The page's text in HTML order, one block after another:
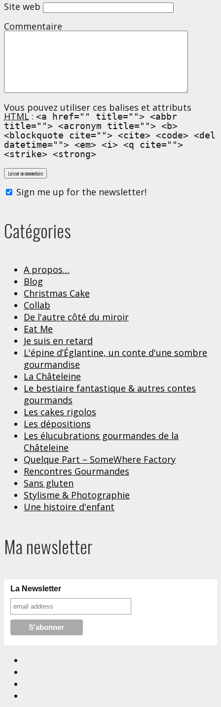
Site web
Commentaire
Vous pouvez utiliser ces balises et attributs
HTML : <a href="" title=""> <abbr
title=""> <acronym title=""> <b>
<blockquote cite=""> <cite> <code> <del
datetime=""> <em> <i> <q cite="">
<strike> <strong>
Sign me up for the newsletter!
Catégories
A propos…
Blog
Christmas Cake
Collab
De l'autre côté du miroir
Eat Me
Je suis en retard
L'épine d’Églantine, un conte d'une sombre
gourmandise
La Châteleine
Le bestiaire fantastique & autres contes
gourmands
Les cakes rigolos
Les dépositions
Les élucubrations gourmandes de la
Châteleine
Quelque Part – SomeWhere Factory
Rencontres Gourmandes
Sans gluten
Stylisme & Photographie
Une histoire d'enfant
Ma newsletter
La Newsletter